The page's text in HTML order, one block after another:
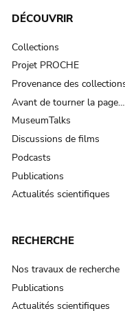
DÉCOUVRIR
Collections
Projet PROCHE
Provenance des
Avant de tourner la page…
MuseumTalks
Discussions de films
Podcasts
Publications
Actualités scientifiques
RECHERCHE
Nos travaux de recherche
Publications
Actualités scientifiques